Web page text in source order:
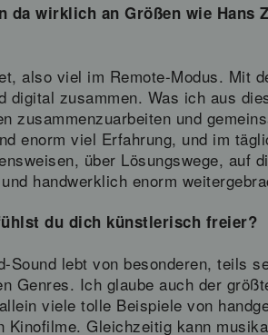
wirklich an Größen wie Hans
also viel im Remote-Modus. Mit
digital zusammen. Was ich aus
zusammenzuarbeiten und
enorm viel Erfahrung, und im
über Lösungswege, auf
handwerklich enorm
du dich künstlerisch freier?
lebt von besonderen, teils
Genres. Ich glaube auch der
viele tolle Beispiele von
Gleichzeitig kann